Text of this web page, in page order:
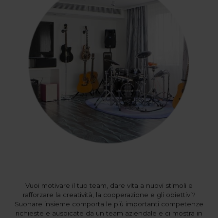
Vuoi motivare il tuo team, dare vita a nuovi stimoli e
rafforzare la creatività, la cooperazione e gli obiettivi?
Suonare insieme comporta le più importanti competenze
richieste e auspicate da un team aziendale e ci mostra in